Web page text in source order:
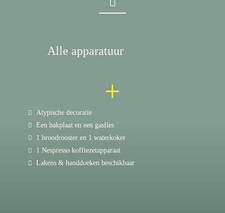
Alle apparatuur
+
Atypische decoratie
Een bakplaat en een gasfles
1 broodrooster en 1 waterkoker
1 Nespresso koffiezetapparaat
Lakens & handdoeken beschikbaar